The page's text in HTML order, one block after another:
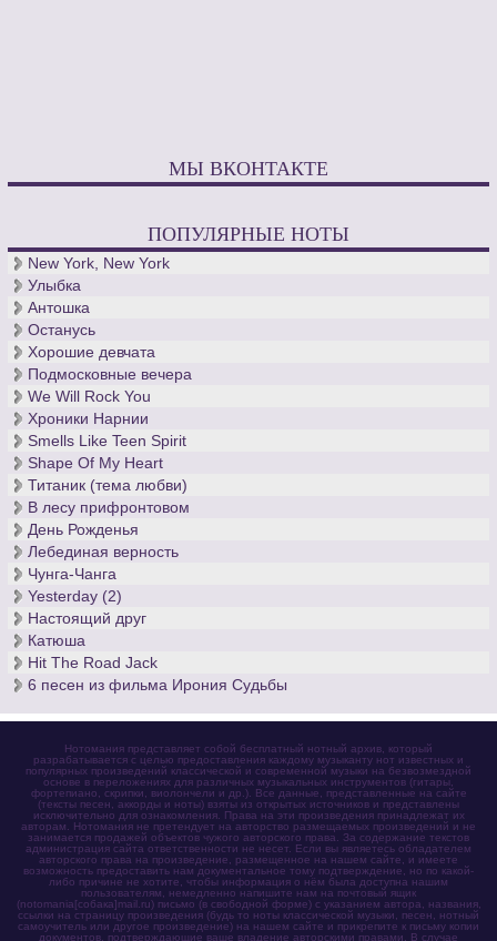
МЫ ВКОНТАКТЕ
ПОПУЛЯРНЫЕ НОТЫ
New York, New York
Улыбка
Антошка
Останусь
Хорошие девчата
Подмосковные вечера
We Will Rock You
Хроники Нарнии
Smells Like Teen Spirit
Shape Of My Heart
Титаник (тема любви)
В лесу прифронтовом
День Рожденья
Лебединая верность
Чунга-Чанга
Yesterday (2)
Настоящий друг
Катюша
Hit The Road Jack
6 песен из фильма Ирония Судьбы
Нотомания представляет собой бесплатный нотный архив, который
разрабатывается с целью предоставления каждому музыканту нот известных и
популярных произведений классической и современной музыки на безвозмездной
основе в переложениях для различных музыкальных инструментов (гитары,
фортепиано, скрипки, виолончели и др.). Все данные, представленные на сайте
(тексты песен, аккорды и ноты) взяты из открытых источников и представлены
исключительно для ознакомления. Права на эти произведения принадлежат их
авторам. Нотомания не претендует на авторство размещаемых произведений и не
занимается продажей объектов чужого авторского права. За содержание текстов
администрация сайта ответственности не несет. Если вы являетесь обладателем
авторского права на произведение, размещенное на нашем сайте, и имеете
возможность предоставить нам документальное тому подтверждение, но по какой-
либо причине не хотите, чтобы информация о нём была доступна нашим
пользователям, немедленно напишите нам на почтовый ящик
(notomania[собака]mail.ru) письмо (в свободной форме) с указанием автора, названия,
ссылки на страницу произведения (будь то ноты классической музыки, песен, нотный
самоучитель или другое произведение) на нашем сайте и прикрепите к письму копии
документов, подтверждающие ваше владение авторскими правами. В случае